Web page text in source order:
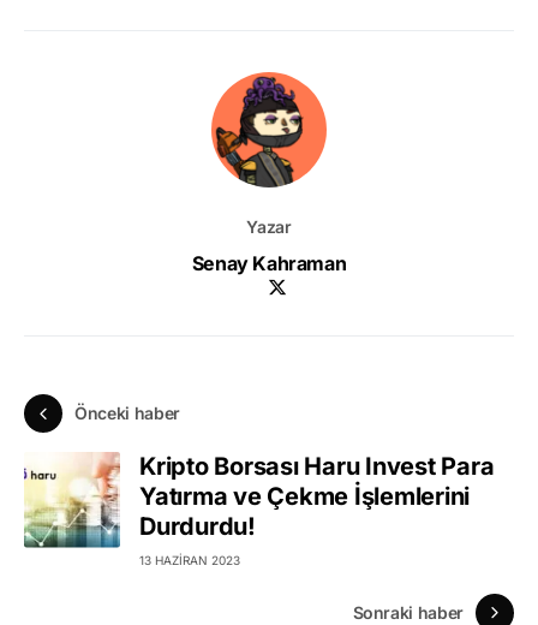
Yazar
Senay Kahraman
Önceki haber
Kripto Borsası Haru Invest Para
Yatırma ve Çekme İşlemlerini
Durdurdu!
13 HAZIRAN 2023
Sonraki haber